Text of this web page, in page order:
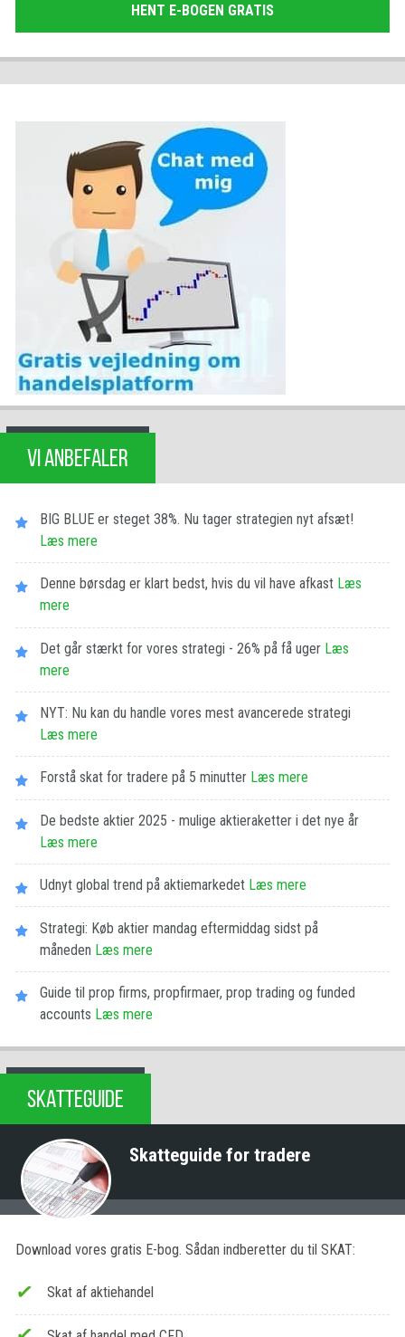
HENT E-BOGEN GRATIS
VI ANBEFALER
BIG BLUE er steget 38%. Nu tager strategien nyt afsæt!
Læs mere
Denne børsdag er klart bedst, hvis du vil have afkast Læs
mere
Det går stærkt for vores strategi - 26% på få uger Læs
mere
NYT: Nu kan du handle vores mest avancerede strategi
Læs mere
Forstå skat for tradere på 5 minutter Læs mere
De bedste aktier 2025 - mulige aktieraketter i det nye år
Læs mere
Udnyt global trend på aktiemarkedet Læs mere
Strategi: Køb aktier mandag eftermiddag sidst på
måneden Læs mere
Guide til prop firms, propfirmaer, prop trading og funded
accounts Læs mere
SKATTEGUIDE
Skatteguide for tradere
Download vores gratis E-bog. Sådan indberetter du til SKAT:
Skat af aktiehandel